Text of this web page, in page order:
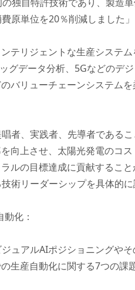
独自特許技術であり、製造
原単位を20％削減しました」
リジェントな生産システム
データ分析、5Gなどのデジ
バリューチェーンシステム
者、実践者、先導者である
向上させ、太陽光発電のコ
ルの目標達成に貢献するこ
リーダーシップを具体的に
化：
アルAIポジショニングやそ
生産自動化に関する7つの課